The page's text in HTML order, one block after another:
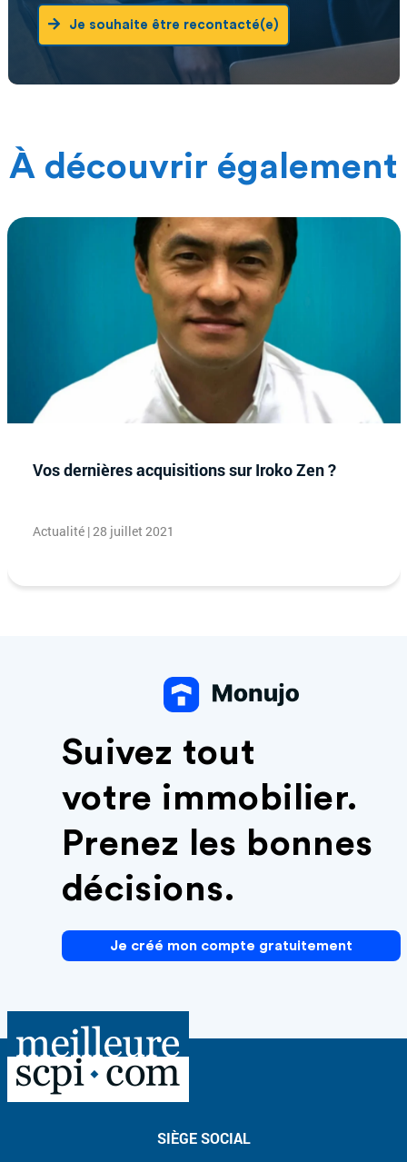
Je souhaite être recontacté(e)
À découvrir également
Vos dernières acquisitions sur Iroko Zen ?
Actualité | 28 juillet 2021
Suivez tout
votre immobilier.
Prenez les bonnes
décisions.
Je créé mon compte gratuitement
SIÈGE SOCIAL